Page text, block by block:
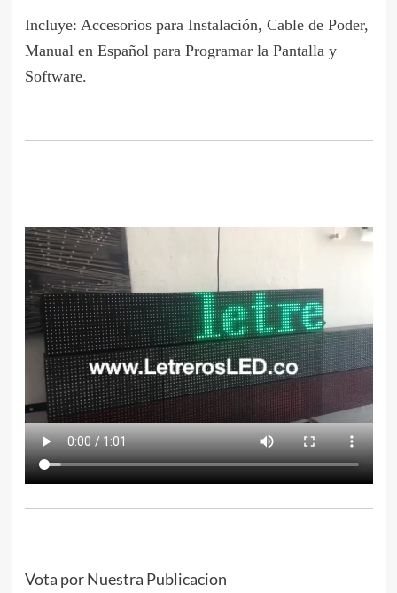
Incluye: Accesorios para Instalación, Cable de Poder,
Manual en Español para Programar la Pantalla y
Software.
Vota por Nuestra Publicacion